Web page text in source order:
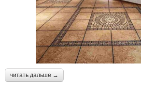
читать дальше →